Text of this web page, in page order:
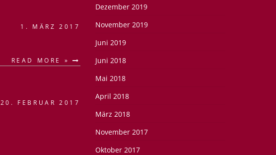
1. MÄRZ 2017
READ MORE »
20. FEBRUAR 2017
Dezember 2019
November 2019
Juni 2019
Juni 2018
Mai 2018
April 2018
März 2018
November 2017
Oktober 2017